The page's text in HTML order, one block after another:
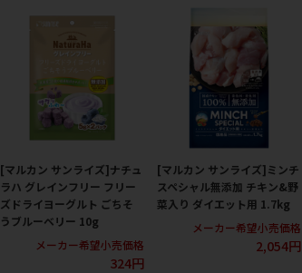
[マルカン サンライズ]ナチュ
ラハ グレインフリー フリー
ズドライヨーグルト ごちそ
うブルーベリー 10g
メーカー希望小売価格
324円
[マルカン サンライズ]ミンチ
スペシャル無添加 チキン&野
菜入り ダイエット用 1.7kg
メーカー希望小売価格
2,054円